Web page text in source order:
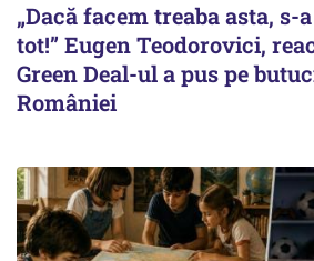
„Dacă facem treaba asta, s-
tot!” Eugen Teodorovici,
Green Deal-ul a pus pe
României